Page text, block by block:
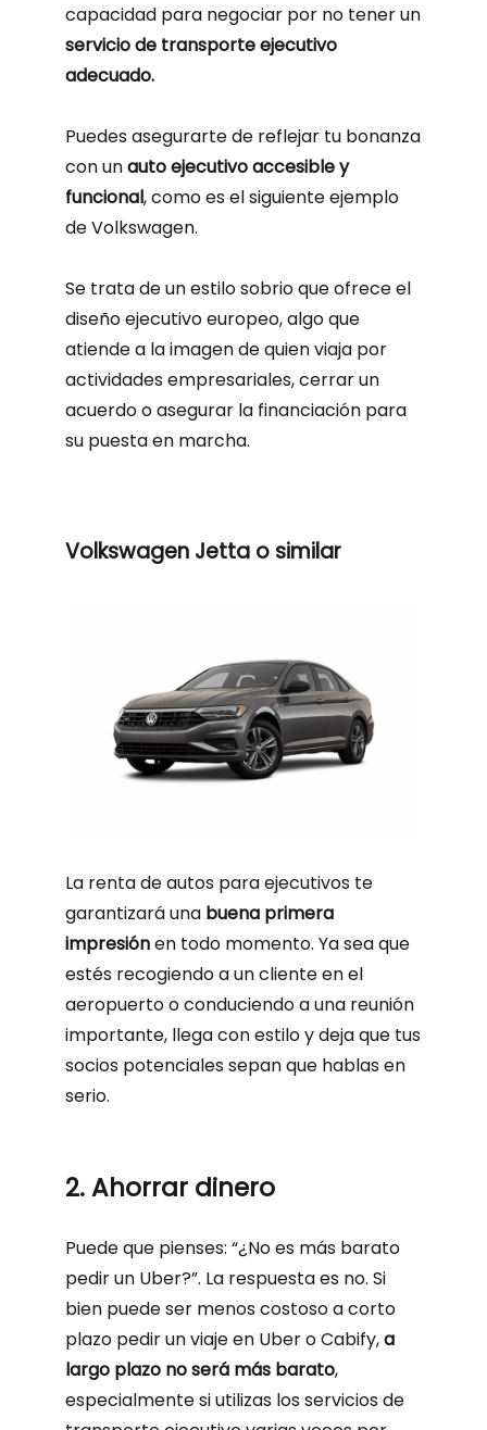
capacidad para negociar por no tener un
servicio de transporte ejecutivo
adecuado.
Puedes asegurarte de reflejar tu bonanza
con unauto ejecutivo accesible y
funcional, como es el siguiente ejemplo
de Volkswagen.
Se trata de un estilo sobrio que ofrece el
diseño ejecutivo europeo, algo que
atiende a la imagen de quien viaja por
actividades empresariales, cerrar un
acuerdo o asegurar la financiación para
su puesta en marcha.
Volkswagen Jetta o similar
La renta de autos para ejecutivos te
garantizará una buena primera
impresiónen todo momento. Ya sea que
estés recogiendo a un cliente en el
aeropuerto o conduciendo a una reunión
importante, llega con estilo y deja que tus
socios potenciales sepan que hablas en
serio.
2. Ahorrar dinero
Puede que pienses: “¿No es más barato
pedir un Uber?”. La respuesta es no. Si
bien puede ser menos costoso a corto
plazo pedir un viaje en Uber o Cabify,a
largo plazo no será más barato,
especialmente si utilizas los servicios de